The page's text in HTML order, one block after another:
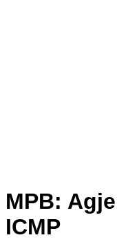
MPB:
ICMP